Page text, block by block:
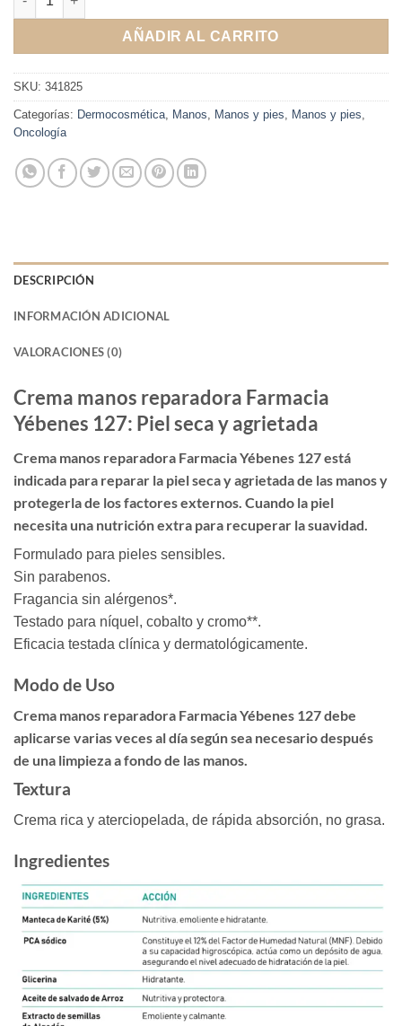
AÑADIR AL CARRITO
SKU: 341825
Categorías: Dermocosmética Manos Manos y pies Manos y pies
Oncología
DESCRIPCIÓN
INFORMACIÓN ADICIONAL
VALORACIONES (0)
Crema manos reparadora Farmacia
Yébenes 127: Piel seca y agrietada
Crema manos reparadora Farmacia Yébenes 127 está
indicada para reparar la piel seca y agrietada de las manos y
protegerla de los factores externos. Cuando la piel
necesita una nutrición extra para recuperar la suavidad.
Formulado para pieles sensibles.
Sin parabenos.
Fragancia sin alérgenos*.
Testado para níquel, cobalto y cromo**.
Eficacia testada clínica y dermatológicamente.
Modo de Uso
Crema manos reparadora Farmacia Yébenes 127 debe
aplicarse varias veces al día según sea necesario después
de una limpieza a fondo de las manos.
Textura
Crema rica y aterciopelada, de rápida absorción, no grasa.
Ingredientes